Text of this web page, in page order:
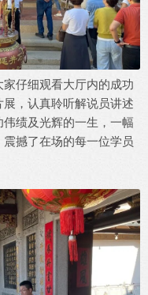
仔细观看大厅内的成功
，认真聆听解说员讲述
绩及光辉的一生，一幅
撼了在场的每一位学员